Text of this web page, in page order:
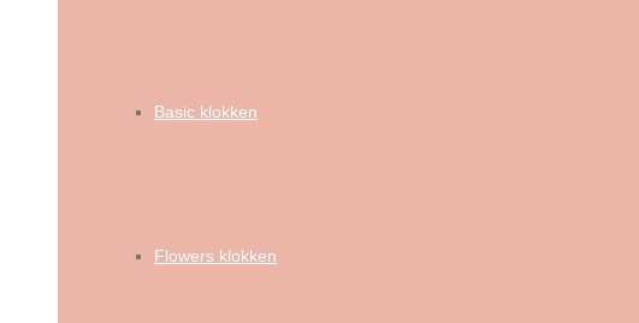
Basic klokken
Flowers klokken